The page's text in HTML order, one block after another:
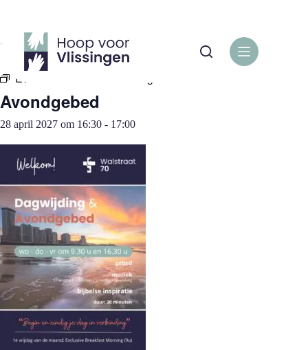
inhoud
« Alle Evenementen
Evenementenreeks:
Avondgebed
28 april 2027 om 16:30 - 17:00